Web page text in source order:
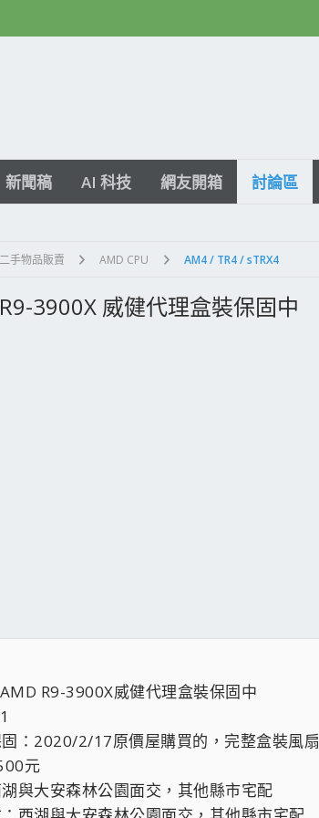
新聞稿 AI 科技 網友開箱 討論區
二手物品販賣 AMD CPU AM4 / TR4 / sTRX4
3900X 威健代理盒裝保固中
R9-3900X威健代理盒裝保固中
：2020/2/17原價屋購買的，完整盒裝風扇
元
與大安森林公園面交，其他縣市宅配